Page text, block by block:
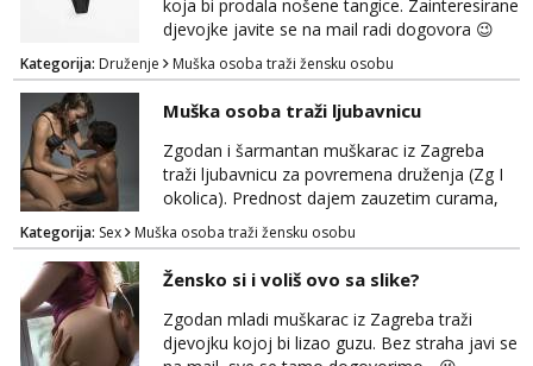
koja bi prodala nošene tangice. Zainteresirane
djevojke javite se na mail radi dogovora 😉
Kategorija: Druženje Muška osoba traži žensku osobu
Muška osoba traži ljubavnicu
Zgodan i šarmantan muškarac iz Zagreba
traži ljubavnicu za povremena druženja (Zg I
okolica). Prednost dajem zauzetim curama,
jer vjerujem da im je diskrecija jako bitna kao
i meni. Javite se na mail gdje možemo
započeti razgovor... 💋
Kategorija: Sex Muška osoba traži žensku osobu
Žensko si i voliš ovo sa slike?
Zgodan mladi muškarac iz Zagreba traži
djevojku kojoj bi lizao guzu. Bez straha javi se